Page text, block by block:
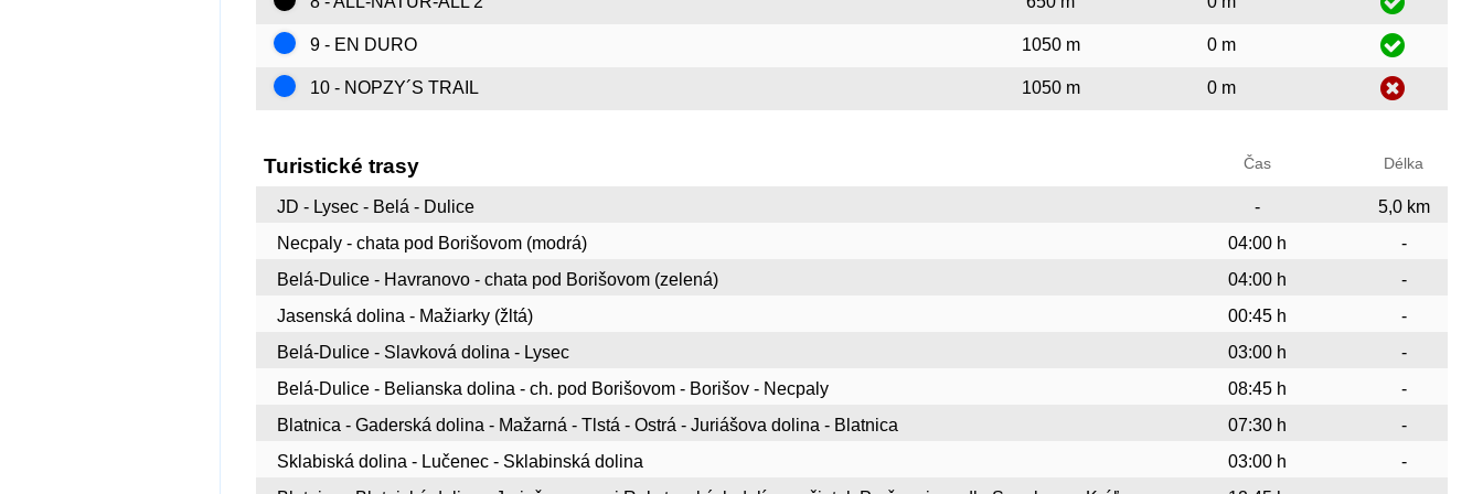
9 - EN DURO 1050 m 0 m
10 - NOPZY´S TRAIL 1050 m 0 m
Turistické trasy Čas Délka
JD - Lysec - Belá - Dulice -
5,0 km
Necpaly - chata pod Borišovom (modrá)
04:00 h
-
Belá-Dulice - Havranovo - chata pod Borišovom (zelená)
04:00 h
-
Jasenská dolina - Mažiarky (žltá)
00:45 h
-
Belá-Dulice - Slavková dolina - Lysec
03:00 h
-
Belá-Dulice - Belianska dolina - ch. pod Borišovom - Borišov - Necpaly
08:45 h
-
Blatnica - Gaderská dolina - Mažarná - Tlstá - Ostrá - Juriášova dolina - Blatnica
07:30 h
-
Sklabiská dolina - Lučenec - Sklabinská dolina
03:00 h
-